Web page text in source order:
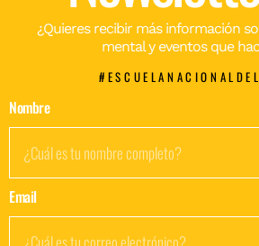
¿Quieres recibir más información
mental y eventos que
Nombre
Email